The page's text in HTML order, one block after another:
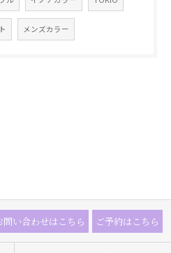
メンズカラー
問い合わせはこちら ご予約はこちら